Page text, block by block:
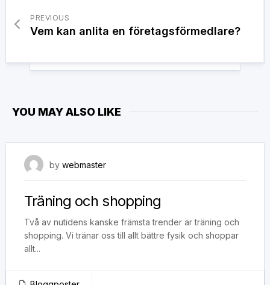
PREVIOUS
Vem kan anlita en företagsförmedlare?
YOU MAY ALSO LIKE
by webmaster
Träning och shopping
Två av nutidens kanske främsta trender är träning och
shopping. Vi tränar oss till allt bättre fysik och shoppar
allt...